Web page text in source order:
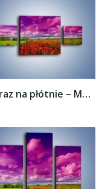
Obraz na płótnie – Maki nad fioletowymi...